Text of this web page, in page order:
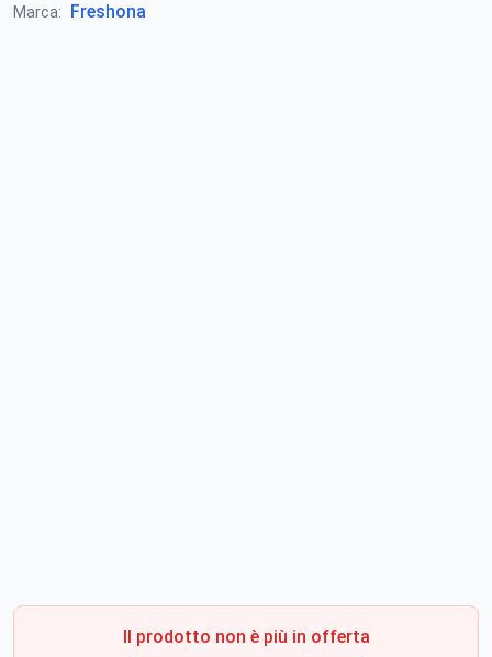
Marca: Freshona
Il prodotto non è più in offerta